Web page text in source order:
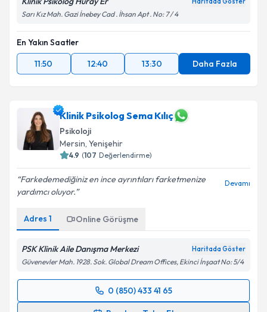
Klinik Psikolog Hüray Er
Sarı Kız Mah. Gazi İnebey Cad . İhsan Apt . No: 7 / 4
En Yakın Saatler
11:50
12:40 13:30 Daha Fazla
Klinik Psikolog Sema Kılıç
Psikoloji
Mersin,Yenişehir
( Değerlendirme)
Farkedemediğiniz en ince ayrıntıları farketmenize
yardımcı oluyor.
Adres 1 Online Görüşme
PSK Klinik Aile Danışma Merkezi
Güvenevler Mah. 1928. Sok. Global Dream Offices, Ekinci İnşaat No: 5/4
0 (850) 433 41 65
Randevu Takvimi Talebi